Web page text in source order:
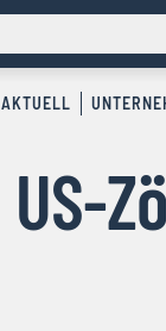
AKTUELL
US-